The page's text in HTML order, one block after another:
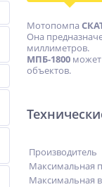
Мотопомпа
Она
миллиметров.
МПБ-1800 может
объектов.
Производитель
Максимальная
Максимальная